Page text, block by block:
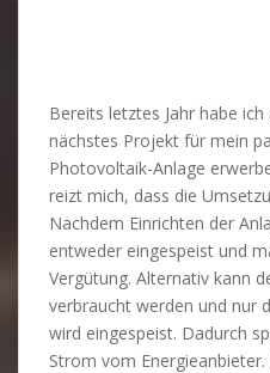
Bereits letztes Jahr habe
nächstes Projekt für mein
Photovoltaik-Anlage
reizt mich, dass die
Nachdem Einrichten der
entweder eingespeist und
Vergütung. Alternativ kann
verbraucht werden und nur
wird eingespeist. Dadurch
Strom vom